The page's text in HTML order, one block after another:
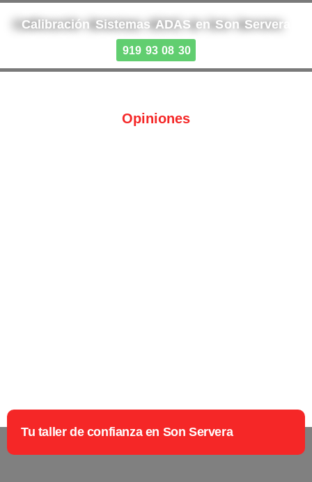
Calibración Sistemas ADAS en Son Servera
919 93 08 30
Opiniones
Tu taller de confianza en Son Servera